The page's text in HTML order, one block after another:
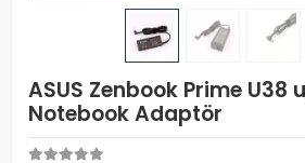
ASUS Zenbook Prime U38
Notebook Adaptör